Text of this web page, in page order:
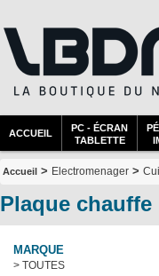
ACCUEIL
PC - ÉCRAN
TABLETTE
Accueil > Electromenager >
Plaque chauffe
MARQUE
> TOUTES